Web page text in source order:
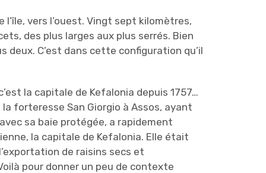
l’île, vers l’ouest. Vingt sept kilomètres,
des plus larges aux plus serrés. Bien
deux. C’est dans cette configuration qu’il
la capitale de Kefalonia depuis 1757…
forteresse San Giorgio à Assos, ayant
sa baie protégée, a rapidement
la capitale de Kefalonia. Elle était
de raisins secs et
pour donner un peu de contexte